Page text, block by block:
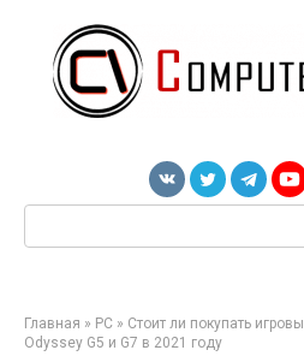
контенту
Главная » PC » Стоит ли покупать
Odyssey G5 и G7 в 2021 году